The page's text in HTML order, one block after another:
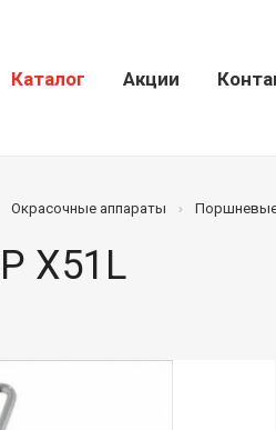
Каталог Акции
Окрасочные аппараты
X51L